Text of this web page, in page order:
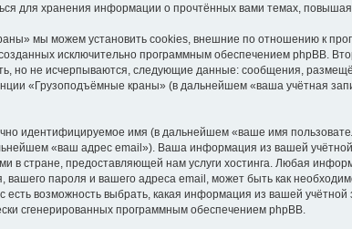
для хранения информации о прочтённых вами темах,
мы можем установить cookies, внешние по отношению к
исключительно программным обеспечением phpBB.
но не исчерпываются, следующие данные: сообщения,
«Грузоподъёмные краны» (в дальнейшем «ваша учётная
идентифицируемое имя (в дальнейшем «ваше имя
«ваш адрес email»). Ваша информация из вашей
стране, предоставляющей нам услуги хостинга. Любая
пароля и вашего адреса email, может быть как
возможность выбрать, какая информация из вашей учётной
сгенерированных программным обеспечением phpBB.